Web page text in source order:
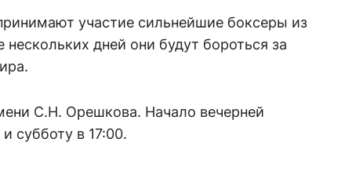
участие сильнейшие боксеры из
дней они будут бороться за
С.Н. Орешкова. Начало вечерней
субботу в 17:00.